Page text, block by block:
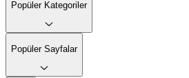
Popüler Kategoriler
Popüler Sayfalar